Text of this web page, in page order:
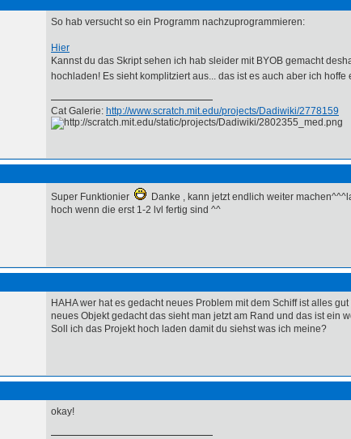
So hab versucht so ein Programm nachzuprogrammieren:
Hier
Kannst du das Skript sehen ich hab sleider mit BYOB gemacht
hochladen! Es sieht komplitziert aus... das ist es auch aber ich hoffe
Cat Galerie: http://www.scratch.mit.edu/projects/Dadiwiki/2778159
Super Funktionier
Danke , kann jetzt endlich weiter
hoch wenn die erst 1-2 lvl fertig sind ^^
HAHA wer hat es gedacht neues Problem mit dem Schiff ist alles
neues Objekt gedacht das sieht man jetzt am Rand und das ist ein
Soll ich das Projekt hoch laden damit du siehst was ich meine?
okay!